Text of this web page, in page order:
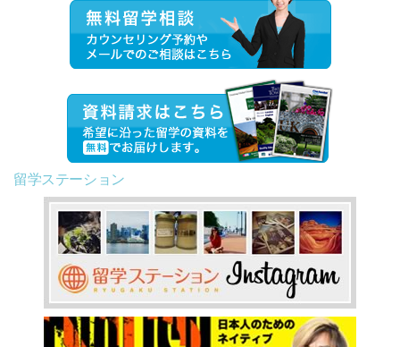
留学ステーション